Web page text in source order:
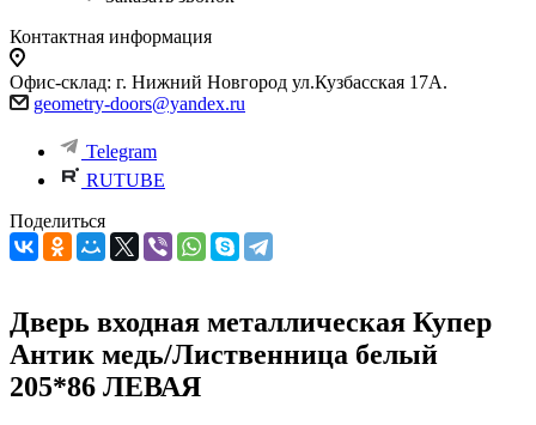
Контактная информация
Офис-склад: г. Нижний Новгород ул.Кузбасская 17А.
geometry-doors@yandex.ru
Telegram
RUTUBE
Поделиться
Дверь входная металлическая Купер
Антик медь/Лиственница белый
205*86 ЛЕВАЯ